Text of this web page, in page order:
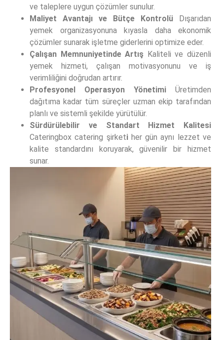
ve taleplere uygun çözümler sunulur.
Maliyet Avantajı ve Bütçe Kontrolü
Dışarıdan
yemek organizasyonuna kıyasla daha ekonomik
çözümler sunarak işletme giderlerini optimize eder.
Çalışan Memnuniyetinde Artış Kaliteli ve düzenli
yemek hizmeti, çalışan motivasyonunu ve iş
verimliliğini doğrudan artırır.
Profesyonel Operasyon Yönetimi
Üretimden
dağıtıma kadar tüm süreçler uzman ekip tarafından
planlı ve sistemli şekilde yürütülür.
Sürdürülebilir ve Standart Hizmet Kalitesi
Cateringbox catering şirketiher gün aynı lezzet ve
kalite standardını koruyarak, güvenilir bir hizmet
sunar.